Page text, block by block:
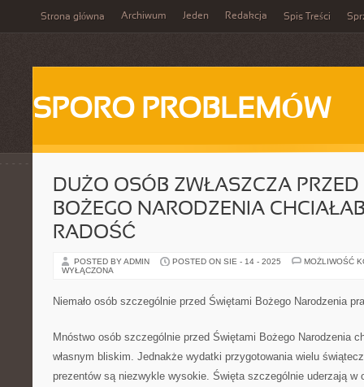
Strona główna Archiwum Jeden Redakcja Spis Treści
SPORO PROBLEMÓW
DUŻO OSÓB ZWŁASZCZA
BOŻEGO NARODZENIA
RADOŚĆ
POSTED BY ADMIN POSTED ON SIE - 14 - 2025
MOŻLIWOŚĆ
WYŁĄCZONA
Niemało osób szczególnie przed Świętami Bożego Narodzenia
Mnóstwo osób szczególnie przed Świętami Bożego Narodzenia
własnym bliskim. Jednakże wydatki przygotowania wielu
prezentów są niezwykle wysokie. Święta szczególnie uderzają w